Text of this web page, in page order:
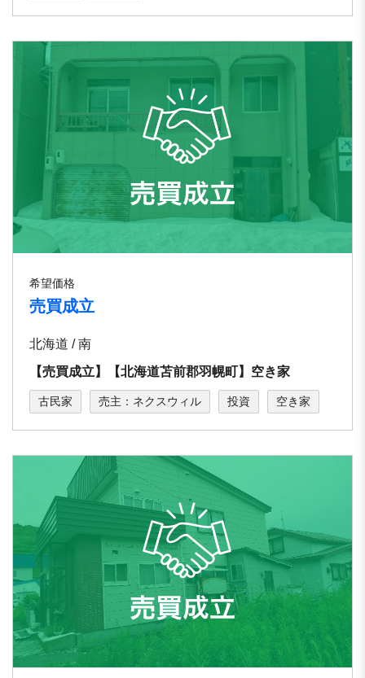
希望価格
売買成立
北海道 / 南
【売買成立】【北海道苫前郡羽幌町】空き家
古民家 売主：ネクスウィル 投資 空き家